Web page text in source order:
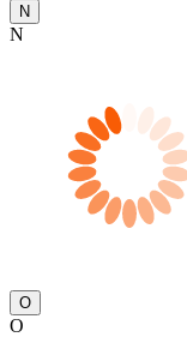
N
N
O
O